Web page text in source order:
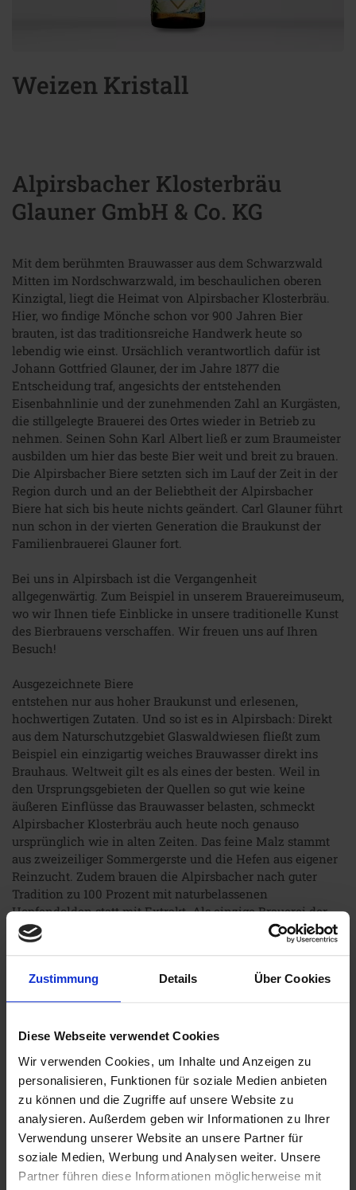
Zustimmung Details Über Cookies
Diese Webseite verwendet Cookies
Wir verwenden Cookies, um Inhalte und Anzeigen zu
personalisieren, Funktionen für soziale Medien anbieten
zu können und die Zugriffe auf unsere Website zu
analysieren. Außerdem geben wir Informationen zu Ihrer
Verwendung unserer Website an unsere Partner für
soziale Medien, Werbung und Analysen weiter. Unsere
Partner führen diese Informationen möglicherweise mit
Weizen Kristall
Alpirsbacher Klosterbräu
Glauner GmbH & Co. KG
Mit dem berühmten Brauwasser aus dem Schwarzwald
Mitten im Nordschwarzwald, im beschaulichen oberen
Kinzigtal, liegt die Heimat von Alpirsbacher Klosterbräu.
Hier, wo findige Mönche schon vor 900 Jahren Bier
brauten, ist das traditionsreiche Handwerk heute so
lebendig wie einst. Ursächlich verantwortlich dafür ist
Johann Gottfried Glauner, der im Jahre 1877 die
Entscheidung traf, angesichts der entstehenden
Eisenbahnlinie und der zunehmenden Zahl an Kurgästen,
die stillgelegte Brauerei des Ortes wieder in Betrieb zu
nehmen. Seinen Sohn Karl Albert ließ er zum Braumeister
ausbilden um hier das beste Bier weit und breit zu brauen.
Die Alpirsbacher Biere setzten sich im Lauf der Zeit in der
Region durch und an der Beliebtheit der Alpirsbacher
Biere hat sich bis heute nichts geändert. Carl Glauner führt
nun schon in der vierten Generation die Braukunst der
Familienbrauerei Glauner fort.
Bei uns in Alpirsbach ist die Vergangenheit
allgegenwärtig. Zum Beispiel in unserem Brauereimuseum,
wo wir Ihnen tiefe Einblicke in unsere traditionelle Kunst
des Bierbrauens verschaffen. Wir freuen uns auf Ihren
Besuch!
Ausgezeichnete Biere
entstehen nur aus hoher Braukunst und erlesenen,
hochwertigen Zutaten. Und so ist es in Alpirsbach: Direkt
aus dem Naturschutzgebiet Glaswaldwiesen fließt zum
Beispiel ein einzigartig weiches Brauwasser direkt ins
Brauhaus. Weltweit gilt es als eines der besten. Weil in
den Ursprungsgebieten der Quellen so gut wie keine
äußeren Einflüsse das Brauwasser belasten, schmeckt
Alpirsbacher Klosterbräu auch heute noch genauso
ursprünglich wie in alten Zeiten. Das feine Malz stammt
aus zweizeiliger Sommergerste und die Hefen aus eigener
Reinzucht. Zudem brauen die Alpirsbacher nach guter
Tradition zu 100 Prozent mit naturbelassenen
Hopfendolden statt mit Extrakt. Als einzige Brauerei der
Welt verfügt die Alpirsbacher Klosterbrauerei über eine
Technik, mit der natur belassener Aromahopfen
ebenso schmeckt wie die lange Lagerdauer von
mindestens fünf Wochen. Und was so ausgezeichnet
Jetzt Abo abschließen
Weizen Kristall
Bierstil: Kristallweizen
Stammwürze: 12,00° P
Alkohol: 5,50 Vol.-%